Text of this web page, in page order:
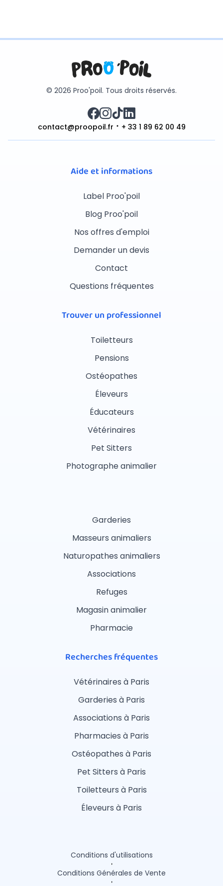
© 2026 Proo'poil. Tous droits réservés.
contact@proopoil.fr + 33 1 89 62 00 49
Aide et informations
Label Proo'poil
Blog Proo'poil
Nos offres d'emploi
Demander un devis
Contact
Questions fréquentes
Trouver un professionnel
Toiletteurs
Pensions
Ostéopathes
Éleveurs
Éducateurs
Vétérinaires
Pet Sitters
Photographe animalier
Garderies
Masseurs animaliers
Naturopathes animaliers
Associations
Refuges
Magasin animalier
Pharmacie
Recherches fréquentes
Vétérinaires à Paris
Garderies à Paris
Associations à Paris
Pharmacies à Paris
Ostéopathes à Paris
Pet Sitters à Paris
Toiletteurs à Paris
Éleveurs à Paris
Conditions d'utilisations
Conditions Générales de Vente